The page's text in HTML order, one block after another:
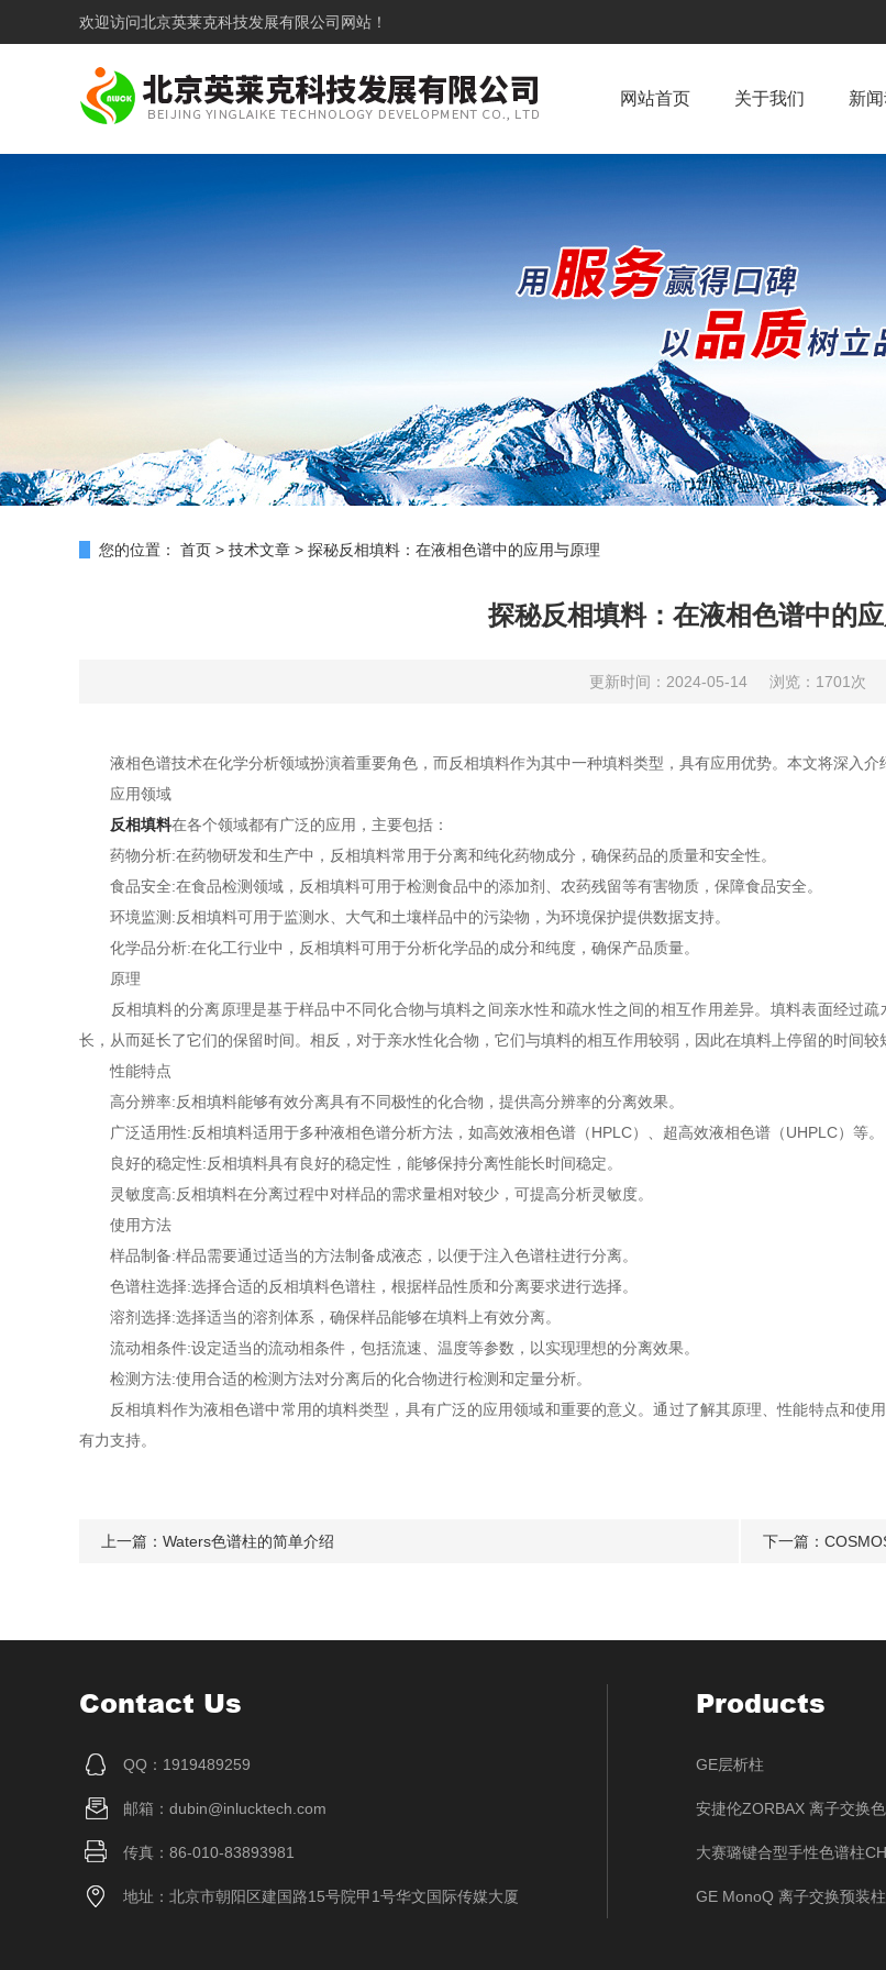
欢迎访问北京英莱克科技发展有限公司网站！
网站首页 关于我们 新
您的位置： 首页 > 技术文章 > 探秘反相填料：在液相色谱中的应用与原理
探秘反相填料：在液相色谱中的
更新时间：2024-05-14 浏览：1701次
液相色谱技术在化学分析领域扮演着重要角色，而反相填料作为其中一种填料类型，具有应用优势。本文将深入介
应用领域
反相填料在各个领域都有广泛的应用，主要包括：
药物分析:在药物研发和生产中，反相填料常用于分离和纯化药物成分，确保药品的质量和安全性。
食品安全:在食品检测领域，反相填料可用于检测食品中的添加剂、农药残留等有害物质，保障食品安全。
环境监测:反相填料可用于监测水、大气和土壤样品中的污染物，为环境保护提供数据支持。
化学品分析:在化工行业中，反相填料可用于分析化学品的成分和纯度，确保产品质量。
原理
反相填料的分离原理是基于样品中不同化合物与填料之间亲水性和疏水性之间的相互作用差异。填料表面经过疏
长，从而延长了它们的保留时间。相反，对于亲水性化合物，它们与填料的相互作用较弱，因此在填料上停留的时间较
性能特点
高分辨率:反相填料能够有效分离具有不同极性的化合物，提供高分辨率的分离效果。
广泛适用性:反相填料适用于多种液相色谱分析方法，如高效液相色谱（HPLC）、超高效液相色谱（UHPLC）等。
良好的稳定性:反相填料具有良好的稳定性，能够保持分离性能长时间稳定。
灵敏度高:反相填料在分离过程中对样品的需求量相对较少，可提高分析灵敏度。
使用方法
样品制备:样品需要通过适当的方法制备成液态，以便于注入色谱柱进行分离。
色谱柱选择:选择合适的反相填料色谱柱，根据样品性质和分离要求进行选择。
溶剂选择:选择适当的溶剂体系，确保样品能够在填料上有效分离。
流动相条件:设定适当的流动相条件，包括流速、温度等参数，以实现理想的分离效果。
检测方法:使用合适的检测方法对分离后的化合物进行检测和定量分析。
反相填料作为液相色谱中常用的填料类型，具有广泛的应用领域和重要的意义。通过了解其原理、性能特点和使
有力支持。
上一篇： Waters色谱柱的简单介绍 下一篇：
Contact Us
QQ：1919489259
邮箱：dubin@inlucktech.com
传真：86-010-83893981
地址：北京市朝阳区建国路15号院甲1号华文国际传媒大厦
Products
GE层析柱
安捷伦ZORBAX 离子交换
大赛璐键合型手性色谱柱
GE MonoQ 离子交换预装柱